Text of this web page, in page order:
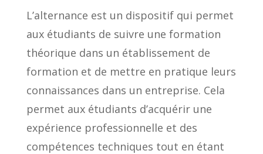
L’alternance est un dispositif qui permet
aux étudiants de suivre une formation
théorique dans un établissement de
formation et de mettre en pratique leurs
connaissances dans un entreprise. Cela
permet aux étudiants d’acquérir une
expérience professionnelle et des
compétences techniques tout en étant